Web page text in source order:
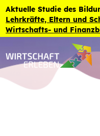
Zum Inhalt der Seite
Aktuelle Studie des
Lehrkräfte, Eltern und
Wirtschafts- und